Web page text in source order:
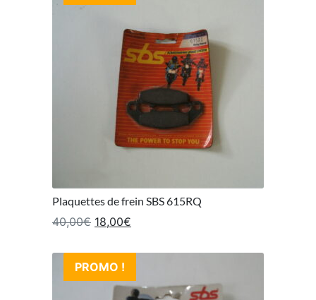
Plaquettes de frein SBS 615RQ
40,00€ Le prix initial était : 40,00€.
18,00€
PROMO !